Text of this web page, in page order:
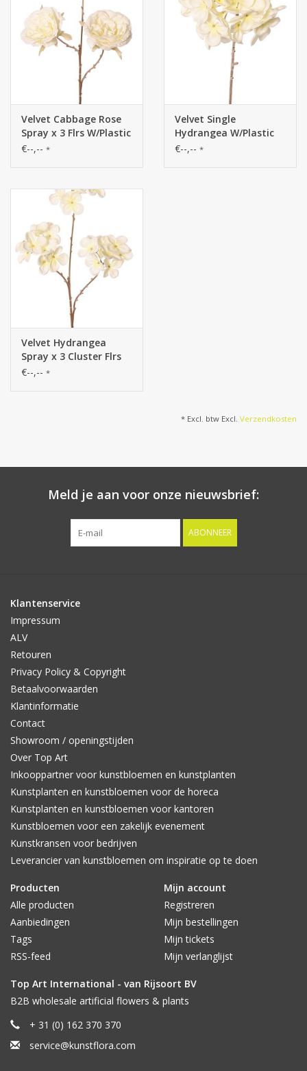
Velvet Cabbage Rose
Spray x 3 Flrs W/Plastic
Gold Stem, 69 cm
€--,-- *
Velvet Single
Hydrangea W/Plastic
Gold Stem, 66 cm, Ø 15
€--,-- *
Velvet Hydrangea
Spray x 3 Cluster Flrs
(3x Ø 10 cm) W/Plastic
€--,-- *
* Excl. btw Excl. Verzendkosten
Meld je aan voor onze nieuwsbrief:
ABONNEER
Klantenservice
Impressum
ALV
Retouren
Privacy Policy & Copyright
Betaalvoorwaarden
Klantinformatie
Contact
Showroom / openingstijden
Over Top Art
Inkooppartner voor kunstbloemen en kunstplanten
Kunstplanten en kunstbloemen voor de horeca
Kunstplanten en kunstbloemen voor kantoren
Kunstbloemen voor een zakelijk evenement
Kunstkransen voor bedrijven
Leverancier van kunstbloemen om inspiratie op te doen
Producten
Alle producten
Aanbiedingen
Tags
RSS-feed
Mijn account
Registreren
Mijn bestellingen
Mijn tickets
Mijn verlanglijst
Top Art International - van Rijsoort BV
B2B wholesale artificial flowers & plants
+ 31 (0) 162 370 370
service@kunstflora.com